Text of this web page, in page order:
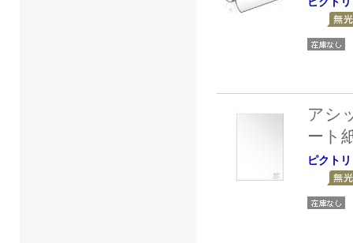
アシ
ート
ピクト